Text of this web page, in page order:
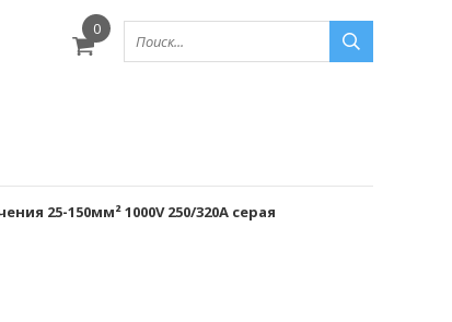
25-150мм² 1000V 250/320А серая